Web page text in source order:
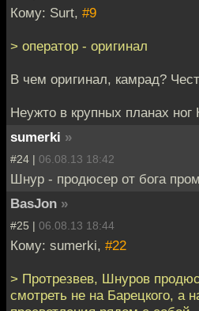
Кому: Surt, #9
> оператор - оригинал
В чем оригинал, камрад?
Неужто в крупных планах
sumerki »
#24 | 06.08.13 18:42
Шнур - продюсер от бога
BasJon »
#25 | 06.08.13 18:44
Кому: sumerki, #22
> Протрезвев, Шнуров
смотреть не на Барецкого, а